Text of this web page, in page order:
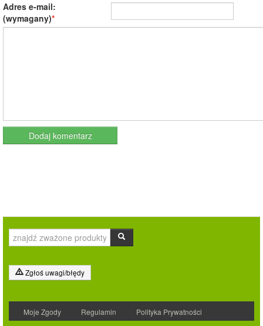
Adres e-mail:
(wymagany)
Zgłoś uwagi/błędy
Moje Zgody Regulamin Polityka Prywatności